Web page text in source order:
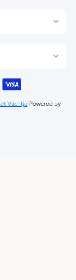
Vachtje Powered by